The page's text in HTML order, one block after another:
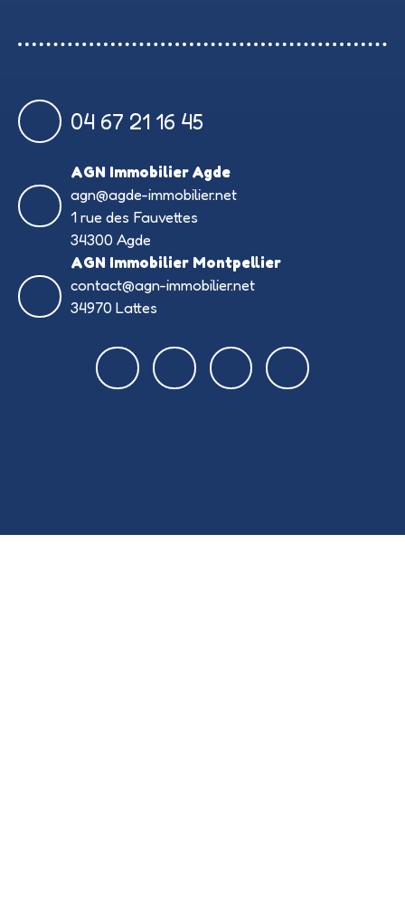
04 67 21 16 45
AGN Immobilier Agde
agn@agde-immobilier.net
1 rue des Fauvettes
34300 Agde
AGN Immobilier Montpellier
contact@agn-immobilier.net
34970 Lattes